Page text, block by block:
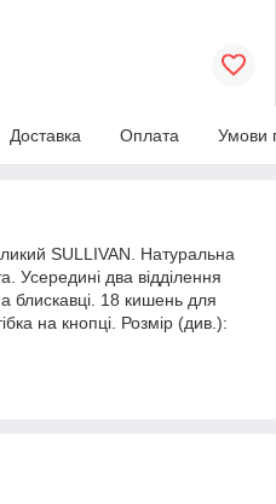
Доставка Оплата Умови
SULLIVAN. Натуральна
Усередині два відділення
блискавці. 18 кишень для
на кнопці. Розмір (див.):